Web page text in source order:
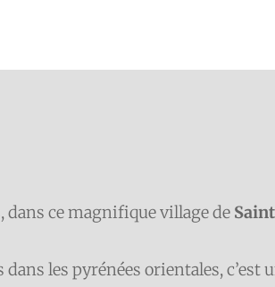
dans ce magnifique village de
dans les pyrénées orientales, c’est